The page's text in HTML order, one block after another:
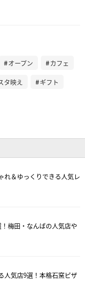
オープン カフェ
タ映え ギフト
れ＆ゆっくりできる人気レ
梅田・なんばの人気店や
人気店9選！本格石窯ピザ